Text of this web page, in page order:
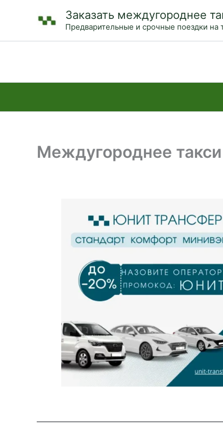
Заказать междугороднее
Предварительные и срочные поездки на
Междугороднее